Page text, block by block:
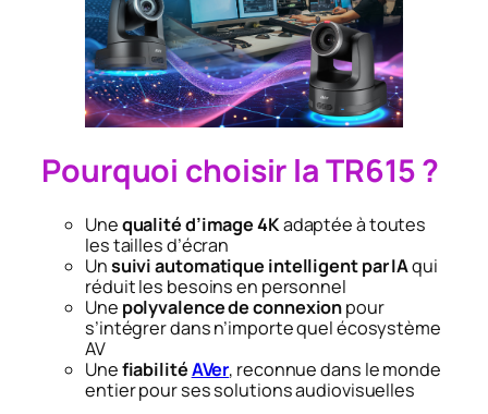
Pourquoi choisir la TR615 ?
Unequalité d’image 4Kadaptée à toutes
les tailles d’écran
Unsuivi automatique intelligentpar IAqui
réduit les besoins en personnel
Une polyvalence de connexionpour
s’intégrer dans n’importe quel écosystème
AV
UnefiabilitéAVer, reconnue dans le monde
entier pour ses solutions audiovisuelles